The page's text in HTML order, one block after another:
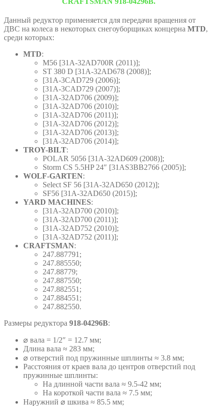
Данный редуктор применяется для передачи вращения от
ДВС на колеса в некоторых снегоуборщиках концерна MTD,
среди которых:
MTD:
M56 [31A-32AD700R (2011)];
ST 380 D [31A-32AD678 (2008)];
[31A-3CAD729 (2006)];
[31A-3CAD729 (2007)];
[31A-32AD706 (2009)];
[31A-32AD706 (2010)];
[31A-32AD706 (2011)];
[31A-32AD706 (2012)];
[31A-32AD706 (2013)];
[31A-32AD706 (2014)];
TROY-BILT:
POLAR 5056 [31A-32AD609 (2008)];
Storm CS 5.5HP 24″ [31AS3BB2766 (2005)];
WOLF-GARTEN:
Select SF 56 [31A-32AD650 (2012)];
SF56 [31A-32AD650 (2015)];
YARD MACHINES:
[31A-32AD700 (2010)];
[31A-32AD700 (2011)];
[31A-32AD752 (2010)];
[31A-32AD752 (2011)];
CRAFTSMAN:
247.887791;
247.885550;
247.88779;
247.887550;
247.882551;
247.884551;
247.882550.
Размеры редуктора 918-04296B:
⌀ вала = 1/2″ = 12.7 мм;
Длина вала ≈ 283 мм;
⌀ отверстий под пружинные шплинты ≈ 3.8 мм;
Расстояния от краев вала до центров отверстий под
пружинные шплинты:
На длинной части вала ≈ 9.5-42 мм;
На короткой части вала ≈ 7.5 мм;
Наружний ⌀ шкива ≈ 85.5 мм;